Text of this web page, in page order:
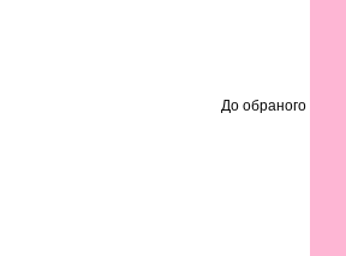
До обраного